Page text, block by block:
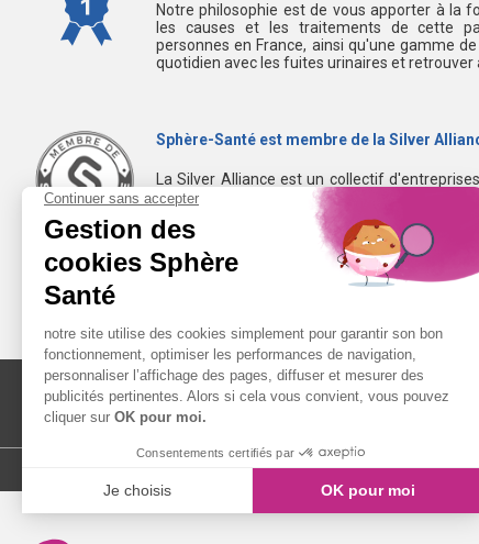
Notre philosophie est de vous apporter à la
les causes et les traitements de cette
personnes en France, ainsi qu'une gamme
quotidien avec les fuites urinaires et retrouver
Sphère-Santé est membre de la Silver
La Silver Alliance est un collectif
dans le bien vieillir à domicile.
Découvrez la Silver Alliance